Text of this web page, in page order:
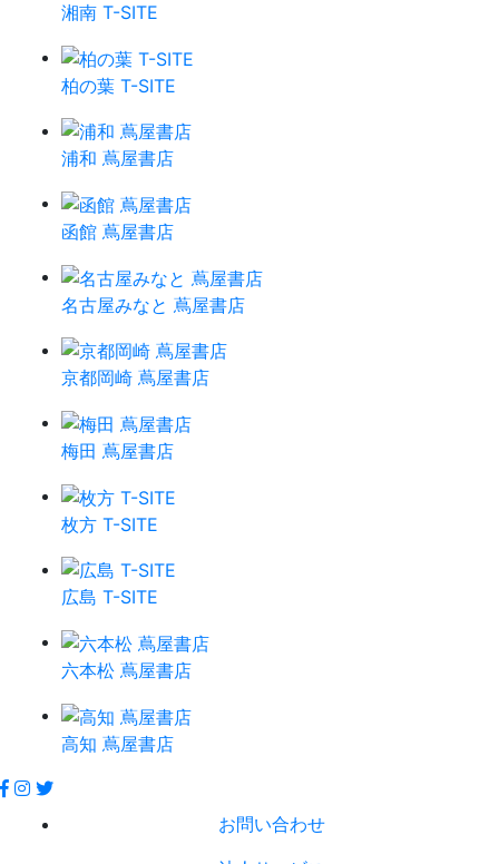
湘南 T-SITE
柏の葉 T-SITE
浦和 蔦屋書店
函館 蔦屋書店
名古屋みなと 蔦屋書店
京都岡崎 蔦屋書店
梅田 蔦屋書店
枚方 T-SITE
広島 T-SITE
六本松 蔦屋書店
高知 蔦屋書店
お問い合わせ